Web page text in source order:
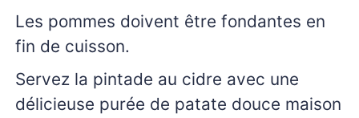
Les pommes doivent être fondantes en
fin de cuisson.
Servez la pintade au cidre avec une
délicieuse purée de patate douce maison